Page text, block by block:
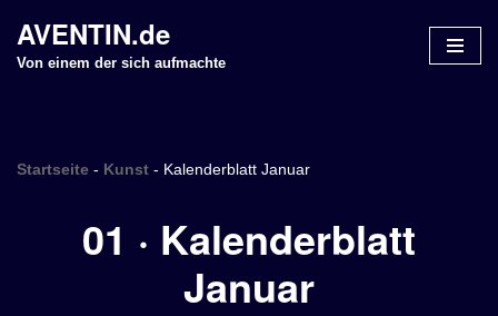
Z
n
AVENTIN.de
Von einem der sich aufmachte
Startseite - Kunst - Kalenderblatt Januar
01 · Kalenderblatt
Januar